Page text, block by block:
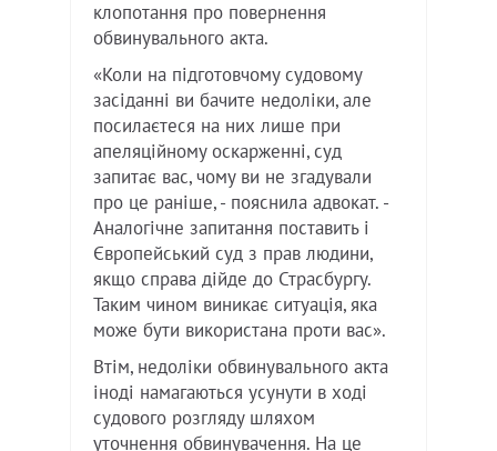
клопотання про повернення
обвинувального акта.
«Коли на підготовчому судовому
засіданні ви бачите недоліки, але
посилаєтеся на них лише при
апеляційному оскарженні, суд
запитає вас, чому ви не згадували
про це раніше, - пояснила адвокат. -
Аналогічне запитання поставить і
Європейський суд з прав людини,
якщо справа дійде до Страсбургу.
Таким чином виникає ситуація, яка
може бути використана проти вас».
Втім, недоліки обвинувального акта
іноді намагаються усунути в ході
судового розгляду шляхом
уточнення обвинувачення. На це